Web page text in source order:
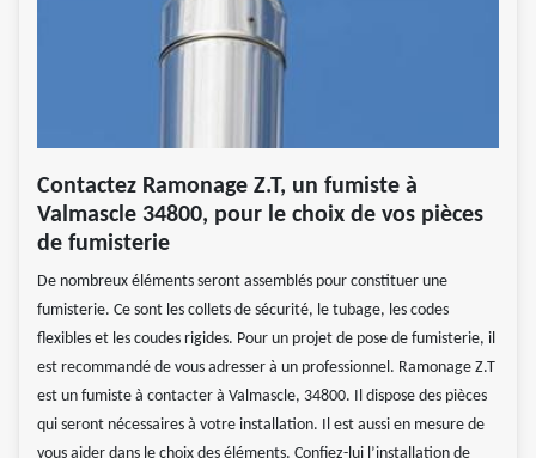
Contactez Ramonage Z.T, un fumiste à
Valmascle 34800, pour le choix de vos pièces
de fumisterie
De nombreux éléments seront assemblés pour constituer une
fumisterie. Ce sont les collets de sécurité, le tubage, les codes
flexibles et les coudes rigides. Pour un projet de pose de fumisterie, il
est recommandé de vous adresser à un professionnel. Ramonage Z.T
est un fumiste à contacter à Valmascle, 34800. Il dispose des pièces
qui seront nécessaires à votre installation. Il est aussi en mesure de
vous aider dans le choix des éléments. Confiez-lui l’installation de